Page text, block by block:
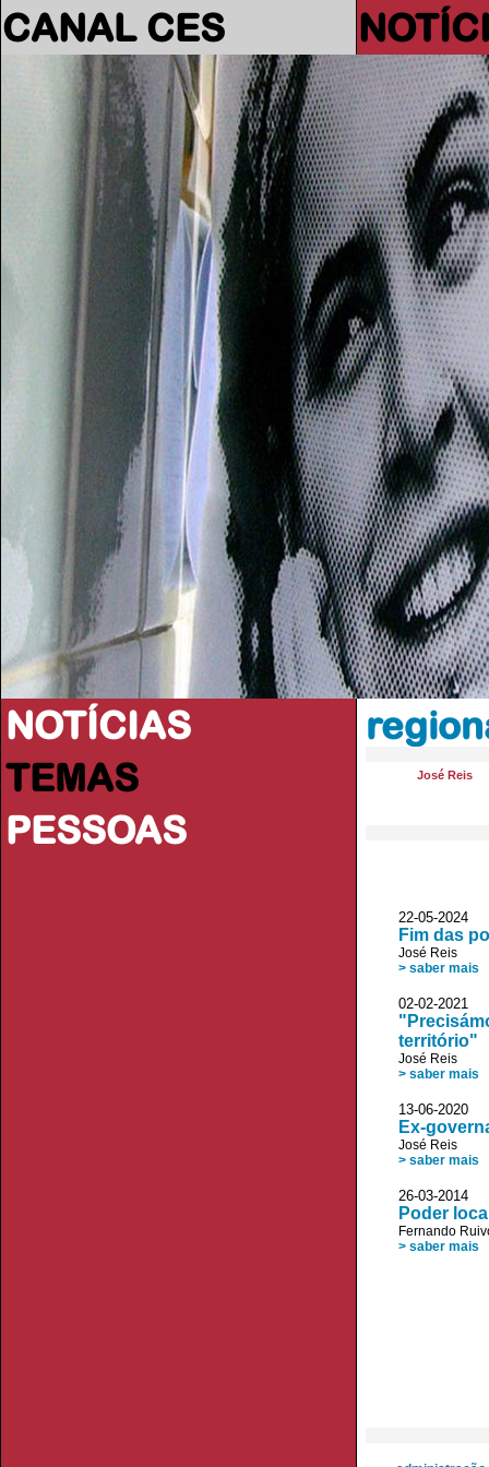
CANAL CES
NOTÍCIAS
TEMAS
PESSOAS
José Reis
22-05-
Fim das
José Reis
> saber mais
02-02-2021
território"
José Reis
> saber mais
13-06-
Ex-
José Reis
> saber mais
26-03-
Poder
Fernando
> saber mais